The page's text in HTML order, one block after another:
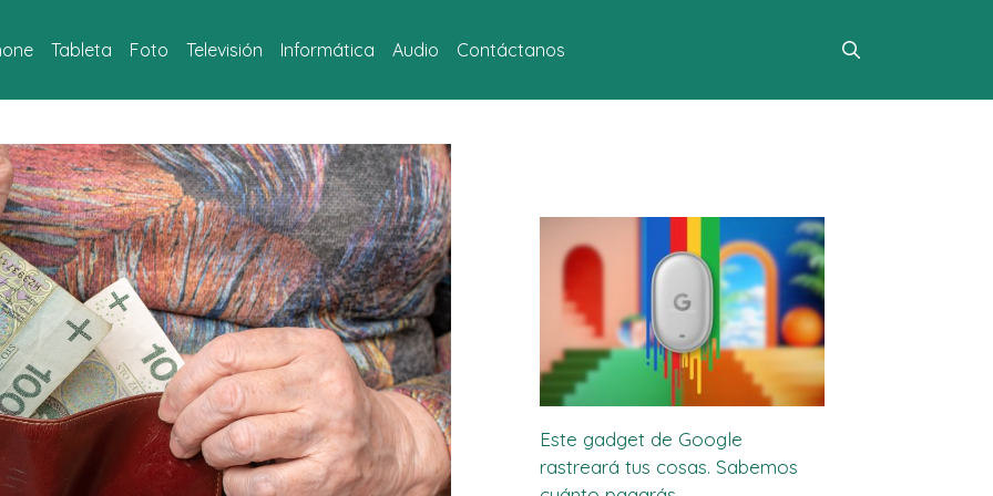
Tableta Foto Televisión Informática Audio Contáctanos
Este gadget de Google
rastreará tus cosas. Sabemos